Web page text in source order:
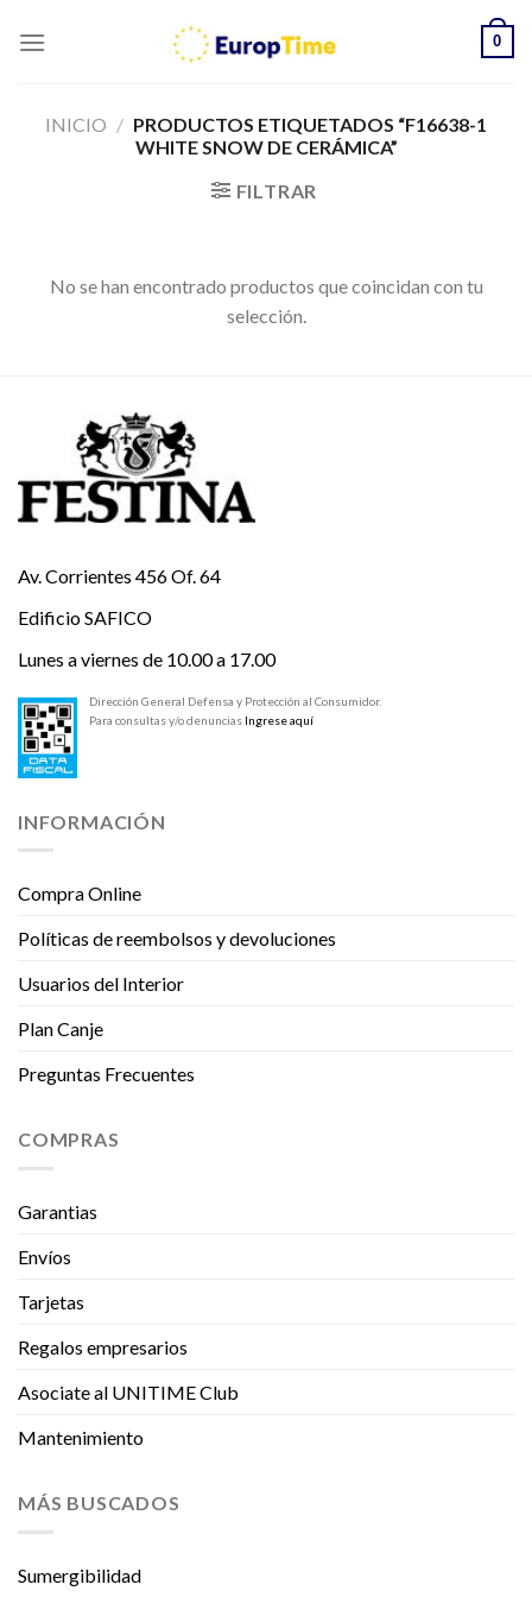
0
INICIO / PRODUCTOS ETIQUETADOS “F16638-1
WHITE SNOW DE CERÁMICA”
FILTRAR
No se han encontrado productos que coincidan con tu
selección.
Av. Corrientes 456 Of. 64
Edificio SAFICO
Lunes a viernes de 10.00 a 17.00
Dirección General Defensa y Protección al Consumidor.
Para consultas y/o denuncias Ingrese aquí
INFORMACIÓN
Compra Online
Políticas de reembolsos y devoluciones
Usuarios del Interior
Plan Canje
Preguntas Frecuentes
COMPRAS
Garantias
Envíos
Tarjetas
Regalos empresarios
Asociate al UNITIME Club
Mantenimiento
MÁS BUSCADOS
Sumergibilidad